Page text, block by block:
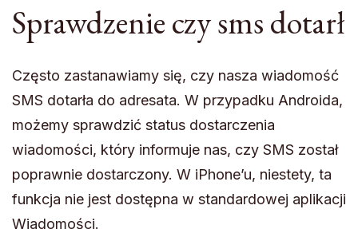
Sprawdzenie czy sms dotarł
Często zastanawiamy się, czy nasza wiadomość
SMS dotarła do adresata. W przypadku Androida,
możemy sprawdzić status dostarczenia
wiadomości, który informuje nas, czy SMS został
poprawnie dostarczony. W iPhone’u, niestety, ta
funkcja nie jest dostępna w standardowej aplikacji
Wiadomości.